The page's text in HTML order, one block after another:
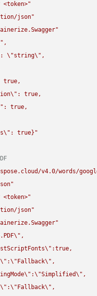
json"
,
: \"string\" ,
true,
\" : true,
: true,
\" : true}"
v4.0/words/
json"
\" ,
\" :true,
\" :\" Fallback\" ,
\" :\"Simplified\" ,
\" :\" Fallback\" ,